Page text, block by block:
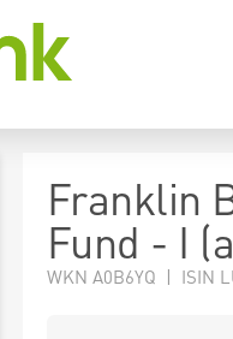
Franklin
Fund - I
WKN A0B6YQ | ISIN